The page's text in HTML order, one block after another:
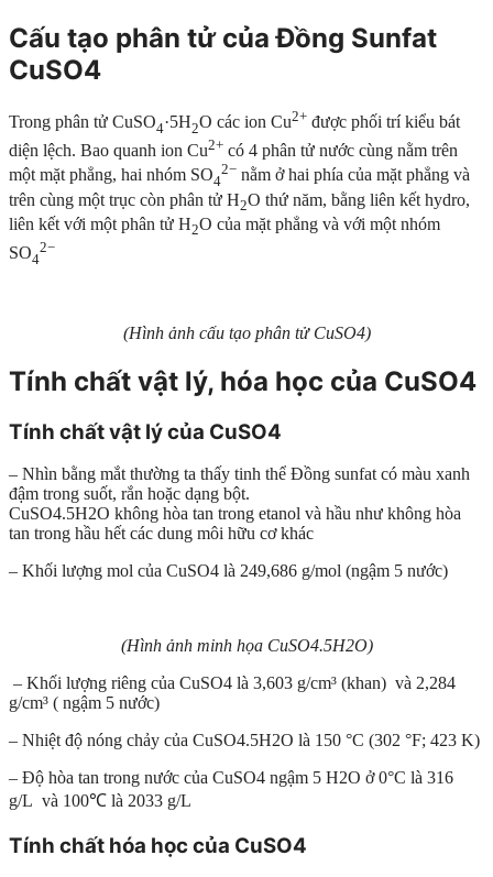
Cấu tạo phân tử của Đồng Sunfat
CuSO4
Trong phân tử CuSO4·5H2O các ion Cu2+ được phối trí kiểu bát
diện lệch. Bao quanh ion Cu2+ có 4 phân tử nước cùng nằm trên
một mặt phẳng, hai nhóm SO4
2− nằm ở hai phía của mặt phẳng và
trên cùng một trục còn phân tử H2O thứ năm, bằng liên kết hydro,
liên kết với một phân tử H2O của mặt phẳng và với một nhóm
SO4
2−
(Hình ảnh cấu tạo phân tử CuSO4)
Tính chất vật lý, hóa học của CuSO4
Tính chất vật lý của CuSO4
– Nhìn bằng mắt thường ta thấy tinh thể Đồng sunfat có màu xanh
đậm trong suốt, rắn hoặc dạng bột.
CuSO4.5H2O không hòa tan trong etanol và hầu như không hòa
tan trong hầu hết các dung môi hữu cơ khác
– Khối lượng mol của CuSO4 là 249,686 g/mol (ngậm 5 nước)
(Hình ảnh minh họa CuSO4.5H2O)
– Khối lượng riêng của CuSO4 là 3,603 g/cm³ (khan) và 2,284
g/cm³ ( ngậm 5 nước)
– Nhiệt độ nóng chảy của CuSO4.5H2O là 150 °C (302 °F; 423 K)
– Độ hòa tan trong nước của CuSO4 ngậm 5 H2O ở 0°C là 316
g/L và 100℃ là 2033 g/L
Tính chất hóa học của CuSO4